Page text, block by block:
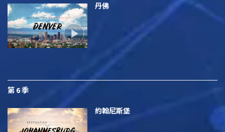
丹佛
第 6 季
約翰尼斯堡